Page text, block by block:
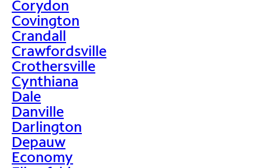
Corydon
Covington
Crandall
Crawfordsville
Crothersville
Cynthiana
Dale
Danville
Darlington
Depauw
Economy